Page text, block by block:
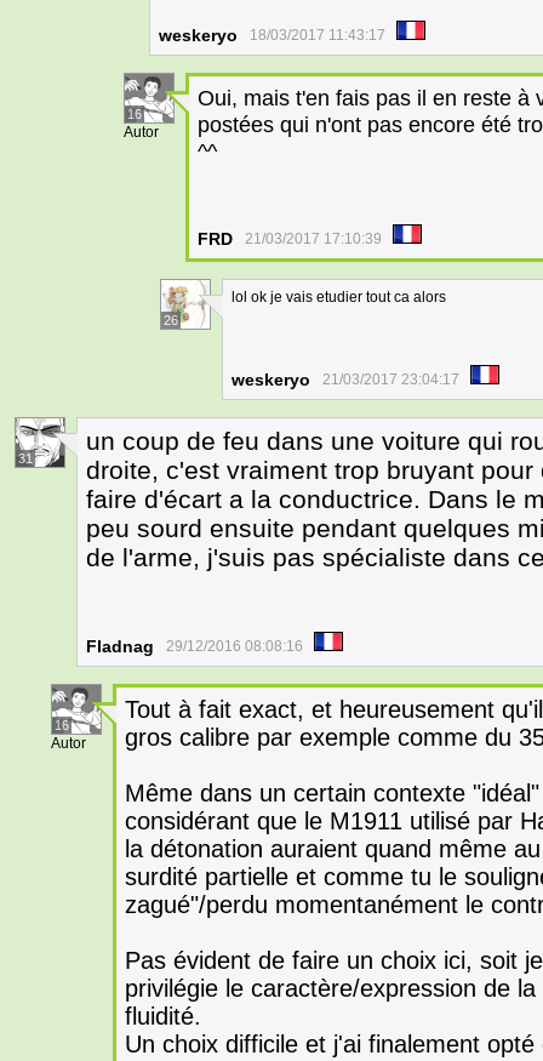
weskeryo 18/03/2017 11:43:17
16
Autor
Oui, mais t'en fais pas il en reste à
postées qui n'ont pas encore été
^^
FRD 21/03/2017 17:10:39
26
lol ok je vais etudier tout ca alors
weskeryo 21/03/2017 23:04:17
31
un coup de feu dans une voiture qui
droite, c'est vraiment trop bruyant
faire d'écart a la conductrice. Dans le
peu sourd ensuite pendant quelques
de l'arme, j'suis pas spécialiste dans
Fladnag 29/12/2016 08:08:16
16
Autor
Tout à fait exact, et heureusement
gros calibre par exemple comme du
Même dans un certain contexte
considérant que le M1911 utilisé par
la détonation auraient quand même
surdité partielle et comme tu le
zagué"/perdu momentanément le
Pas évident de faire un choix ici, soit
privilégie le caractère/expression de
fluidité.
Un choix difficile et j'ai finalement